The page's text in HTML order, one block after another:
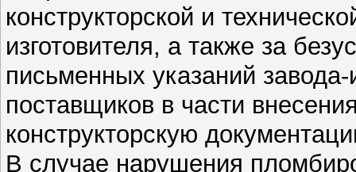
конструкторской и
изготовителя, а также за
письменных указаний завода-
поставщиков в части
конструкторскую
В случае нарушения